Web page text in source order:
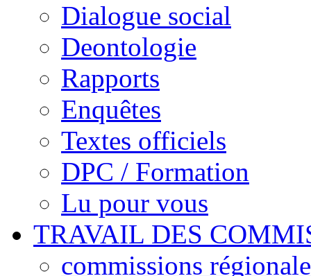
Dialogue social
Deontologie
Rapports
Enquêtes
Textes officiels
DPC / Formation
Lu pour vous
TRAVAIL DES
commissions